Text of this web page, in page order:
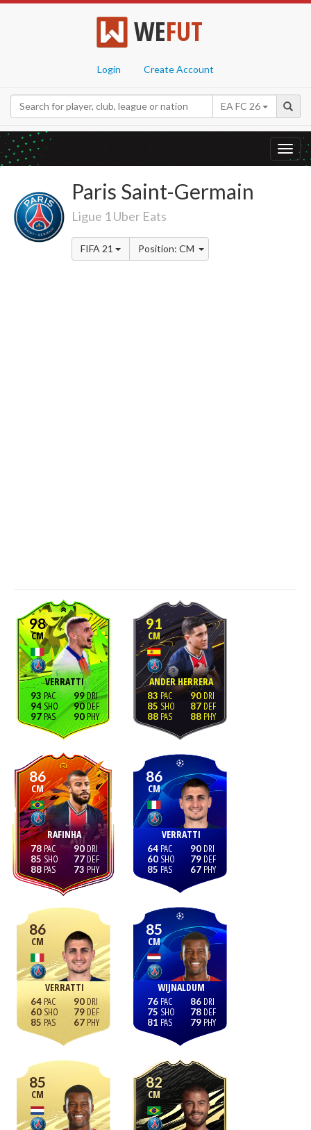
WEFUT
Login Create Account
EA FC 26
Paris Saint-Germain
Ligue 1 Uber Eats
FIFA 21 Position: CM
98
CM
VERRATTI
93
94
97
99
90
90
91
CM
ANDER HERRERA
83
85
88
90
87
88
86
CM
RAFINHA
78
85
88
90
77
73
86
CM
VERRATTI
64
60
85
90
79
67
86
CM
VERRATTI
64
60
85
90
79
67
85
CM
WIJNALDUM
76
75
81
86
78
79
85
CM
82
CM